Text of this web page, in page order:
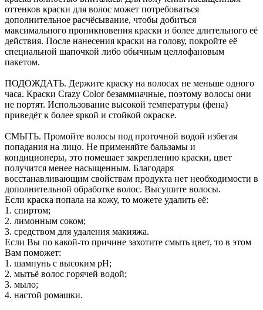
оттенков краски для волос может потребоваться
дополнительное расчёсывание, чтобы добиться
максимального проникновения краски и более длительного её
действия. После нанесения краски на голову, покройте её
специальной шапочкой либо обычным целлофановым
пакетом.
ПОДОЖДАТЬ. Держите краску на волосах не меньше одного
часа. Краски Crazy Color безаммиачные, поэтому волосы они
не портят. Использование высокой температуры (фена)
приведёт к более яркой и стойкой окраске.
СМЫТЬ. Промойте волосы под проточной водой избегая
попадания на лицо. Не применяйте бальзамы и
кондиционеры, это помешает закреплению краски, цвет
получится менее насыщенным. Благодаря
восстанавливающим свойствам продукта нет необходимости в
дополнительной обработке волос. Высушите волосы.
Если краска попала на кожу, то можете удалить её:
1. cпиртом;
2. лимонным соком;
3. cредством для удаления макияжа.
Если Вы по какой-то причине захотите смыть цвет, то в этом
Вам поможет:
1. шампунь с высоким pH;
2. мытьё волос горячей водой;
3. мыло;
4. настой ромашки.